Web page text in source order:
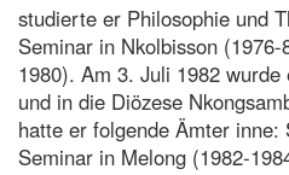
studierte er Philosophie und
Seminar in Nkolbisson
1980). Am 3. Juli 1982
und in die Diözese
hatte er folgende Ämter
Seminar in Melong (1982-